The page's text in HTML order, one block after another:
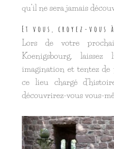
qu’il ne sera jamais
Et vous, croyez-vous
Lors de votre
Koenigsbourg,
imagination et tentez de
ce lieu chargé
découvrirez-vous vous-